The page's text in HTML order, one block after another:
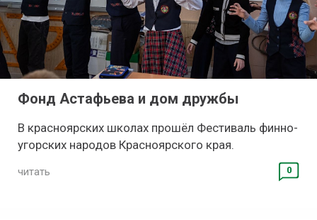
Фонд Астафьева и дом дружбы
В красноярских школах прошёл Фестиваль финно-
угорских народов Красноярского края.
читать 0